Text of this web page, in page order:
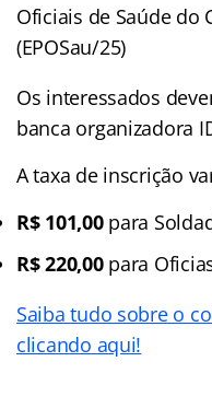
Oficiais de Saúde
(EPOSau/25)
Os interessados
banca organizadora
A taxa de inscrição
R$ 101,00para
R$ 220,00para
Saiba tudo sobre o
clicando aqui!